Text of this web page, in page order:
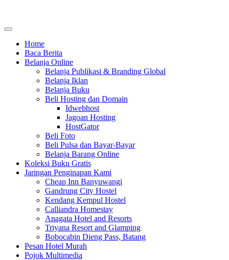
Home
Baca Berita
Belanja Online
Belanja Publikasi & Branding Global
Belanja Iklan
Belanja Buku
Beli Hosting dan Domain
Idwebhost
Jagoan Hosting
HostGator
Beli Foto
Beli Pulsa dan Bayar-Bayar
Belanja Barang Online
Koleksi Buku Gratis
Jaringan Penginapan Kami
Cheap Inn Banyuwangi
Gandrung City Hostel
Kendang Kempul Hostel
Calliandra Homestay
Anagata Hotel and Resorts
Triyana Resort and Glamping
Bobocabin Dieng Pass, Batang
Pesan Hotel Murah
Pojok Multimedia